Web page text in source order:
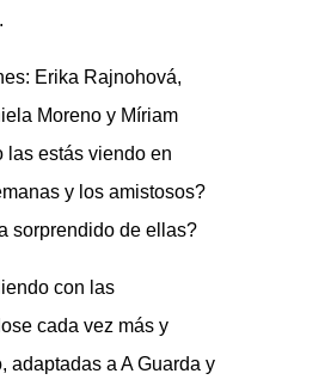
Erika Rajnohová,
Moreno y Míriam
las estás viendo en
y los amistosos?
sorprendido de ellas?
con las
cada vez más y
adaptadas a A Guarda y